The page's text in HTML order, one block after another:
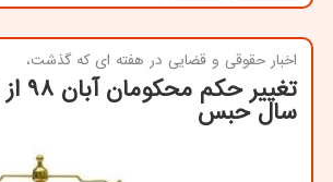
اخبار حقوقی و قضایی در هفته ای كه گذشت،
سال حبس